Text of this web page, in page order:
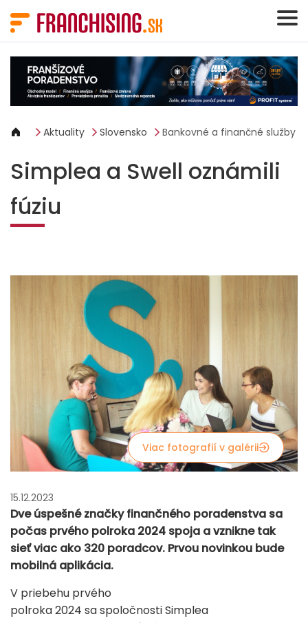
Aktuality Slovensko Bankovné a finančné služby
Simplea a Swell oznámili
fúziu
Viac fotografií v galérii
15.12.2023
Dve úspešné značky finančného poradenstva sa
počas prvého polroka 2024 spoja a vznikne tak
sieť viac ako 320 poradcov. Prvou novinkou bude
mobilná aplikácia.
V priebehu prvého
polroka 2024 sa spoločnosti Simplea